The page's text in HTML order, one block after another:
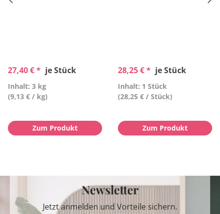
27,40 € * je Stück
Inhalt: 3 kg
(9,13 € / kg)
Zum Produkt
28,25 € * je Stück
Inhalt: 1 Stück
(28,25 € / Stück)
Zum Produkt
Newsletter
Jetzt anmelden und Vorteile sichern.